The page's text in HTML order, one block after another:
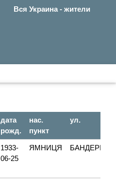
Вся Украина - жители
дата
рожд.
нас.
пункт
ул.
1933-
06-25
ЯМНИЦЯ БАНДЕРИ